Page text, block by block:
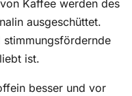
Kaffee werden des
ausgeschüttet.
stimmungsfördernde
ist.
besser und vor